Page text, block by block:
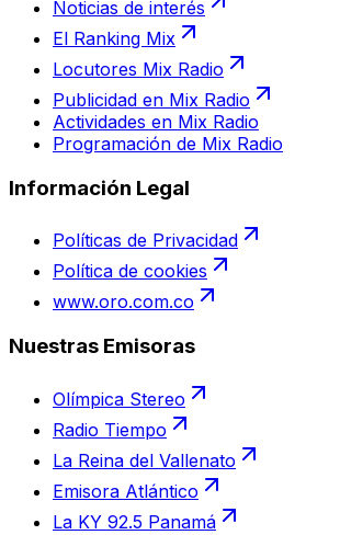
Noticias de interés
El Ranking Mix
Locutores Mix Radio
Publicidad en Mix Radio
Actividades en Mix Radio
Programación de Mix Radio
Información Legal
Políticas de Privacidad
Política de cookies
www.oro.com.co
Nuestras Emisoras
Olímpica Stereo
Radio Tiempo
La Reina del Vallenato
Emisora Atlántico
La KY 92.5 Panamá